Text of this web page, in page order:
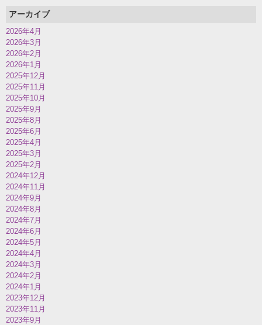
アーカイブ
2026年4月
2026年3月
2026年2月
2026年1月
2025年12月
2025年11月
2025年10月
2025年9月
2025年8月
2025年6月
2025年4月
2025年3月
2025年2月
2024年12月
2024年11月
2024年9月
2024年8月
2024年7月
2024年6月
2024年5月
2024年4月
2024年3月
2024年2月
2024年1月
2023年12月
2023年11月
2023年9月